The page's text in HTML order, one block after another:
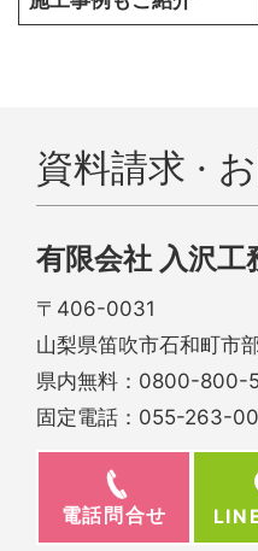
資料請求 ·
有限会社 入沢工
〒406-0031
山梨県笛吹市石和町市
県内無料： 0800-800-
固定電話： 055-263-
電話問合せ